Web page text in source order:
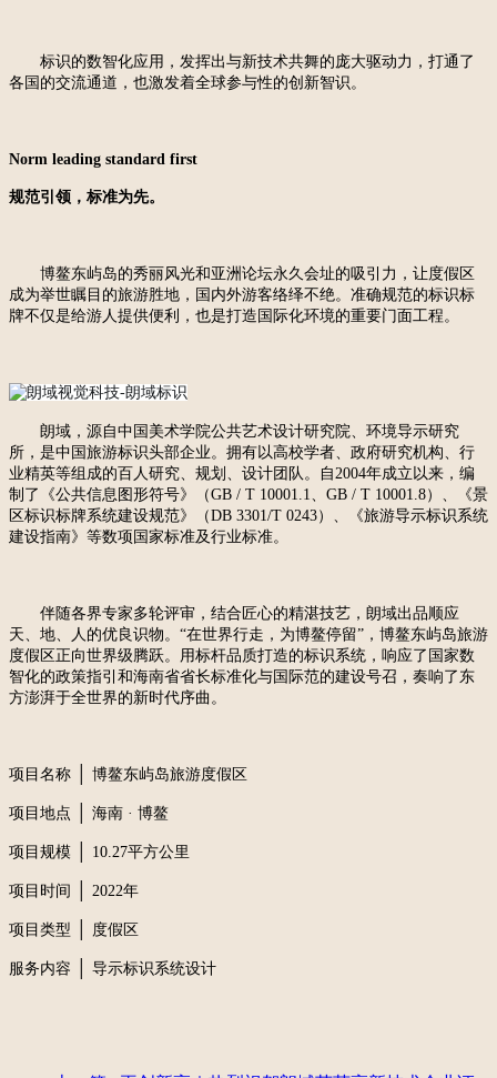
标识的数智化应用，发挥出与新技术共舞的庞大驱动力，打通了
各国的交流通道，也激发着全球参与性的创新智识。
Norm leading standard first
规范引领，标准为先。
博鳌东屿岛的秀丽风光和亚洲论坛永久 会址的吸引力 ， 让度假区
成为举世瞩目的旅游胜地，国内外游客络绎不绝。准确规范的标识标
牌不仅是给游人提供便利，也是打造国际化环境的重要门面工程。
朗域，源自中国美术学院公共艺术设计研究院、环境导示研究
所，是中国旅游标识头部企业 。 拥有以高校学者、政府研究机构、行
业精英等组成的百人研究、规划、设计团队。自 2004年成立以来，编
制了《公共信息图形符号》（GB / T 10001.1、GB / T 10001.8）、《景
区标识标牌系统建设规范》（DB 3301/T 0243）、《旅游导示标识系统
建设指南》等数项国家标准及行业标准。
伴随各界专家多轮评审，结合匠心的精湛技艺，朗域出品顺应
天、地、人的优良识物。 “在世界行走，为博鳌停留”，博鳌东屿岛旅游
度假区正向世界级腾跃。
用标杆品质打造的标识系统，响应了国家数
智化的政策指引和海南省省长标准化与国际范的建设号召， 奏响了东
方澎湃于全世界的新时代序曲。
项目名称 博鳌东屿岛旅游度假区
项目地点 海南 · 博鳌
项目规模 10.27平方公里
项目时间 2022年
项目类型 度假区
服务内容 导示标识系统设计